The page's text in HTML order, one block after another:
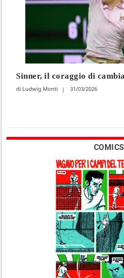
Sinner, il coraggio di
Ludwig Monti 31/03/2026
COMICS